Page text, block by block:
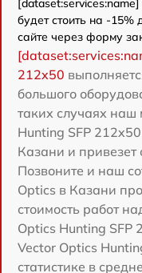
будет стоить на -
сайте через форму
212x50
большого
таких случаях наш
Hunting SFP
Казани и привезет
Позвоните и наш
Optics в Казани
стоимость работ
Optics Hunting SFP
Vector Optics
статистике в